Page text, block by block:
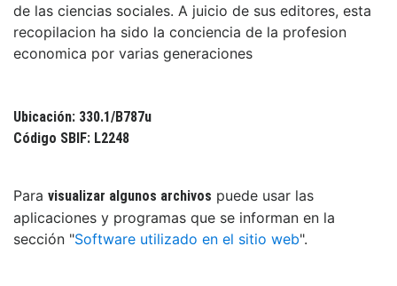
de las ciencias sociales. A juicio de sus editores, esta
recopilacion ha sido la conciencia de la profesion
economica por varias generaciones
Ubicación: 330.1/B787u
Código SBIF: L2248
Para visualizar algunos archivos puede usar las
aplicaciones y programas que se informan en la
sección "Software utilizado en el sitio web".